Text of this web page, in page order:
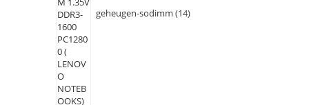
geheugen-sodimm 14